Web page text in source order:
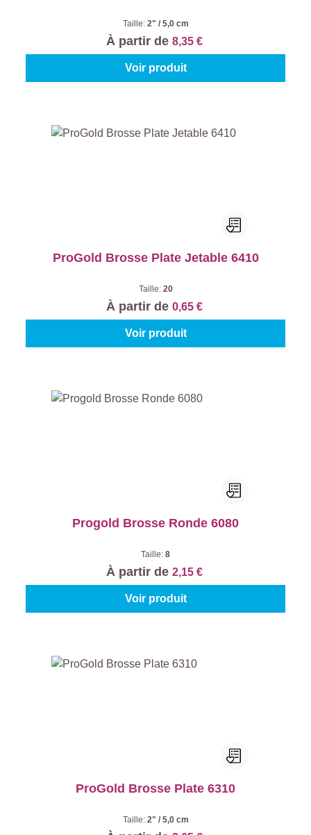
Taille: 2" / 5,0 cm
À partir de 8,35 €
Voir produit
ProGold Brosse Plate Jetable 6410
Taille: 20
À partir de 0,65 €
Voir produit
Progold Brosse Ronde 6080
Taille: 8
À partir de 2,15 €
Voir produit
ProGold Brosse Plate 6310
Taille: 2" / 5,0 cm